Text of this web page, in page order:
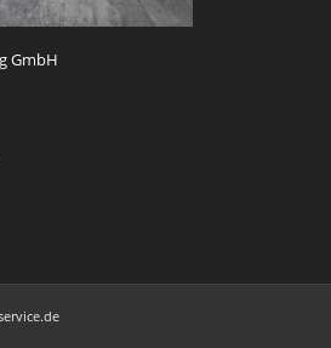
GmbH